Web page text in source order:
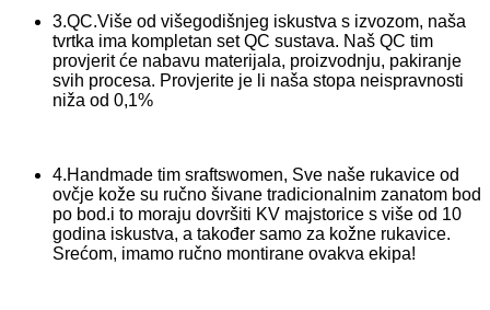
3.QC.Više od višegodišnjeg iskustva s izvozom, naša
tvrtka ima kompletan set QC sustava. Naš QC tim
provjerit će nabavu materijala, proizvodnju, pakiranje
svih procesa. Provjerite je li naša stopa neispravnosti
niža od 0,1%
4.Handmade tim sraftswomen, Sve naše rukavice od
ovčje kože su ručno šivane tradicionalnim zanatom bod
po bod.i to moraju dovršiti KV majstorice s više od 10
godina iskustva, a također samo za kožne rukavice.
Srećom, imamo ručno montirane ovakva ekipa!